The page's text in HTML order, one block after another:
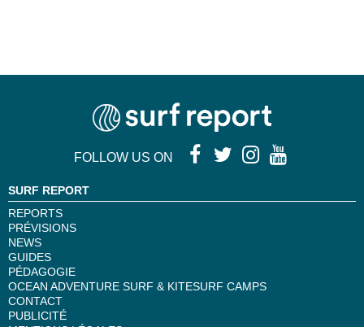
FOLLOW US ON
SURF REPORT
REPORTS
PRÉVISIONS
NEWS
GUIDES
PÉDAGOGIE
OCEAN ADVENTURE SURF & KITESURF CAMPS
CONTACT
PUBLICITÉ